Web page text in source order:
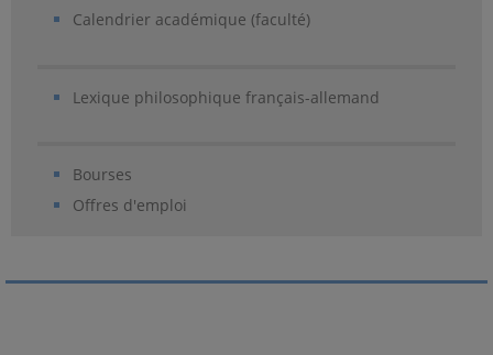
Calendrier académique (faculté)
Lexique philosophique français-allemand
Bourses
Offres d'emploi